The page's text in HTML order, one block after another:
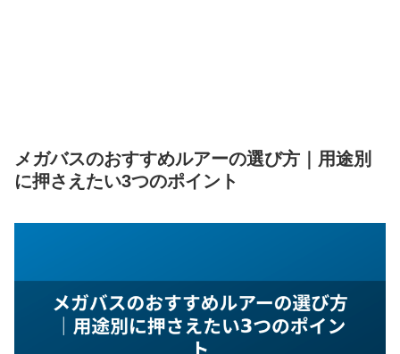
メガバスのおすすめルアーの選び方｜用途別
に押さえたい3つのポイント